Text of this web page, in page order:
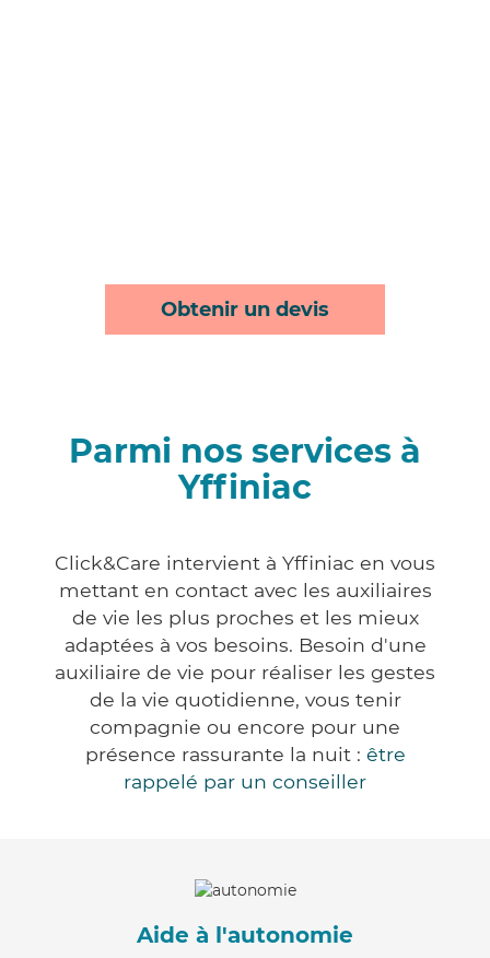
Obtenir un devis
Parmi nos services à
Yffiniac
Click&Care intervient à Yffiniac en vous
mettant en contact avec les auxiliaires
de vie les plus proches et les mieux
adaptées à vos besoins. Besoin d'une
auxiliaire de vie pour réaliser les gestes
de la vie quotidienne, vous tenir
compagnie ou encore pour une
présence rassurante la nuit : être
rappelé par un conseiller
Aide à l'autonomie